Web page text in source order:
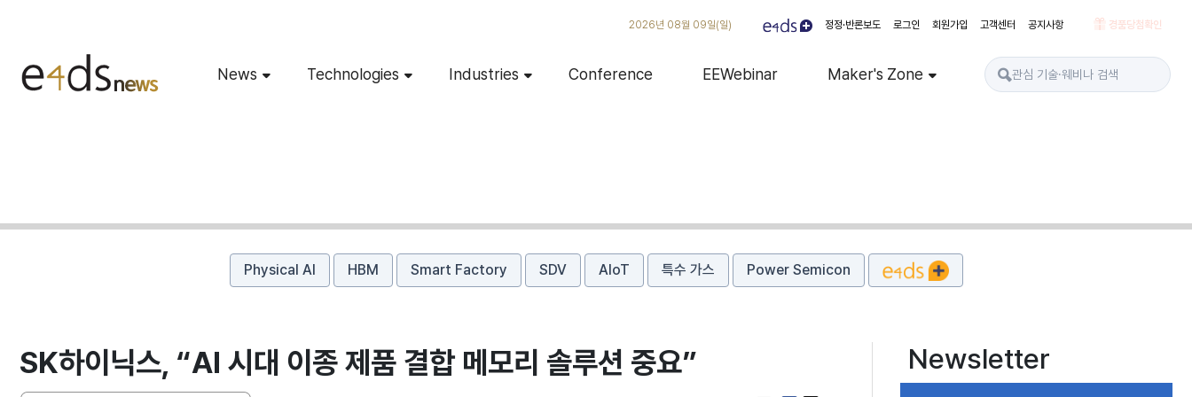
2026년 08월 09일(일) 정정·반론보도 로그인 회원가입 고객센터 공지사항 경품당첨확인
News Technologies Industries Conference EEWebinar Maker's Zone
Physical AI HBM Smart Factory SDV AIoT 특수 가스 Power Semicon
SK하이닉스, “AI 시대 이종 제품 결합 메모리 솔루션 중요” Newsletter